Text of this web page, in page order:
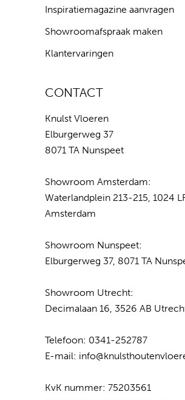
Inspiratiemagazine aanvragen
Showroomafspraak maken
Klantervaringen
CONTACT
Knulst Vloeren
Elburgerweg 37
8071 TA Nunspeet
Showroom Amsterdam:
Waterlandplein 213-215, 1024
Amsterdam
Showroom Nunspeet:
Elburgerweg 37, 8071 TA
Showroom Utrecht:
Decimalaan 16, 3526 AB
Telefoon: 0341-252787
E-mail:
KvK nummer: 75203561